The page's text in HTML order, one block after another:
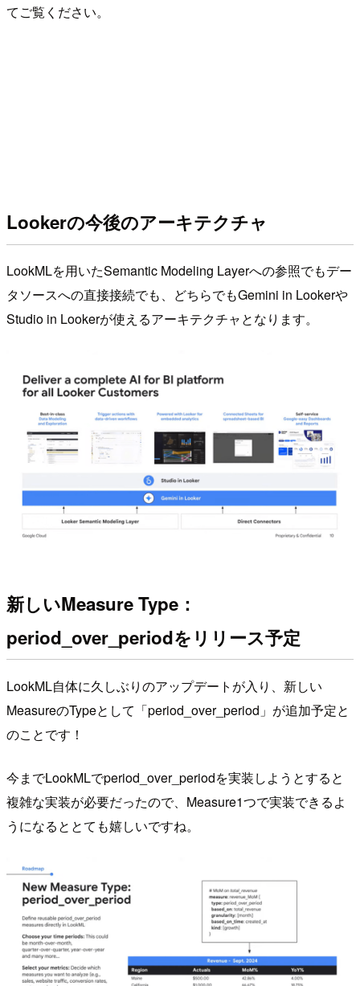
てご覧ください。
Lookerの今後のアーキテクチャ
LookMLを用いたSemantic Modeling Layerへの参照でもデー
タソースへの直接接続でも、どちらでもGemini in Lookerや
Studio in Lookerが使えるアーキテクチャとなります。
新しいMeasure Type：
period_over_periodをリリース予定
LookML自体に久しぶりのアップデートが入り、新しい
MeasureのTypeとして「period_over_period」が追加予定と
のことです！
今までLookMLでperiod_over_periodを実装しようとすると
複雑な実装が必要だったので、Measure1つで実装できるよ
うになるととても嬉しいですね。